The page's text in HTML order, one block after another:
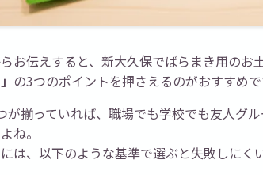
お伝えすると、新大久保でばらまき用のお
の3つのポイントを押さえるのがおすすめで
が揃っていれば、職場でも学校でも友人グ
ね。
は、以下のような基準で選ぶと失敗しにく